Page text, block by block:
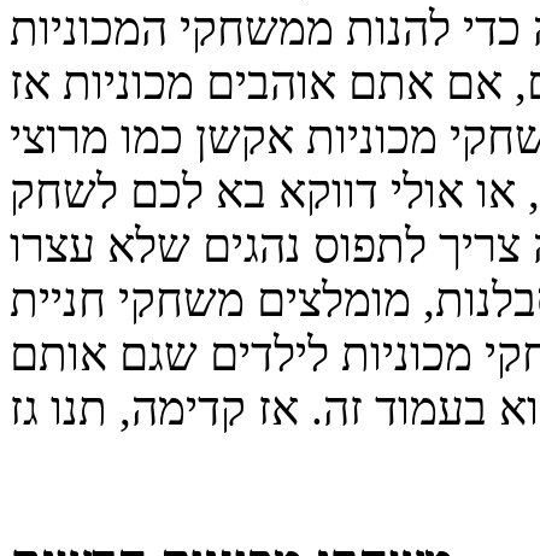
כדי להנות ממשחקי המכוניות
אם אתם אוהבים מכוניות אז
מכוניות אקשן כמו מרוצי
או אולי דווקא בא לכם לשחק
לתפוס נהגים שלא עצרו
מומלצים משחקי חניית
מכוניות לילדים שגם אותם